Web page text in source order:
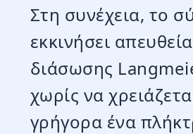
Στη συνέχεια, το
εκκινήσει
διάσωσης
χωρίς να
γρήγορα ένα